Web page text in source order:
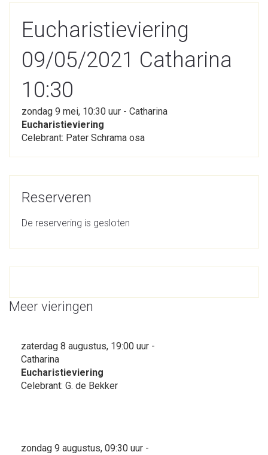
Eucharistieviering
09/05/2021 Catharina
10:30
zondag 9 mei, 10:30 uur - Catharina
Eucharistieviering
Celebrant: Pater Schrama osa
Reserveren
De reservering is gesloten
Meer vieringen
zaterdag 8 augustus, 19:00 uur -
Catharina
Eucharistieviering
Celebrant: G. de Bekker
zondag 9 augustus, 09:30 uur -